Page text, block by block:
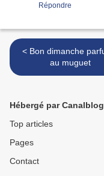
Répondre
< Bon dimanche parfumé
au muguet
Hébergé par Canalblog
Top articles
Pages
Contact